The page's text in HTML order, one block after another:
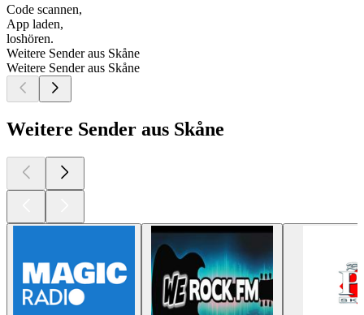
Code scannen,
App laden,
loshören.
Weitere Sender aus Skåne
Weitere Sender aus Skåne
Weitere Sender aus Skåne